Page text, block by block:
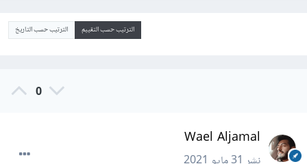
الترتيب حسب التقييم الترتيب حسب التاريخ
0
Wael Aljamal